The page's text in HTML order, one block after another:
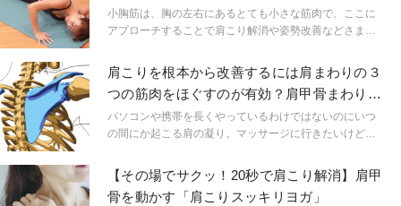
筋ストレッチ」
小胸筋は、胸の左右にあるとても小さな筋肉で、ここに
アプローチすることで肩こり解消や姿勢改善などさまざ
トレッチは、簡単かつとても気持ちいいので、自宅でリ
ラックスしながら行ってみてください。
肩こりを根本から改善するには肩まわりの３
つの筋肉をほぐすのが有効？肩甲骨まわりを
一気にほぐす方法
パソコンや携帯を長くやっているわけではないのにいつ
の間にか起こる肩の凝り。マッサージに行きたいけどお
サージに行かなくても自宅でできる肩こり解消に役立つ
肩甲骨ほぐしをご紹介します。
【その場でサクッ！20秒で肩こり解消】肩甲
骨を動かす「肩こりスッキリヨガ」